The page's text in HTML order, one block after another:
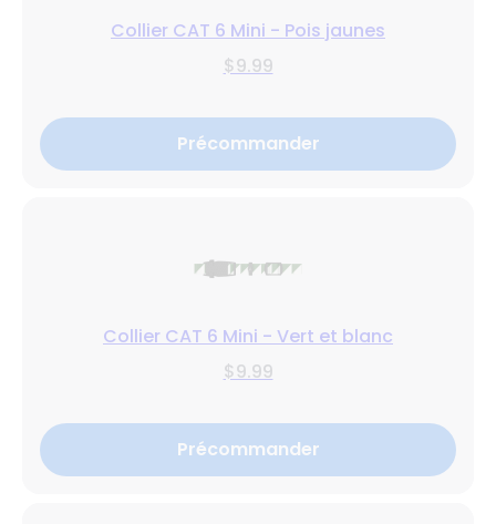
Collier CAT 6 Mini - Pois jaunes
$9.99
Précommander
Collier CAT 6 Mini - Vert et blanc
$9.99
Précommander